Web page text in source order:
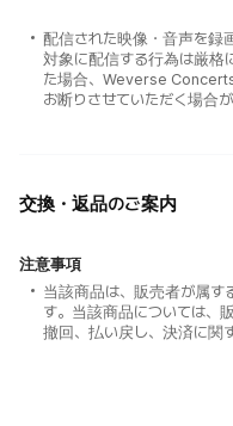
配信された映像・音声を録
対象に配信する行為は厳格
た場合、Weverse
お断りさせていただく場合が
交換・返品のご案内
注意事項
当該商品は、販売者が属す
す。当該商品については、
撤回、払い戻し、決済に関